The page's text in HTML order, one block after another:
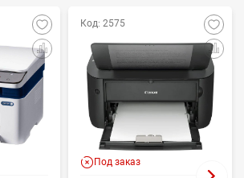
Код: 2575
Под заказ